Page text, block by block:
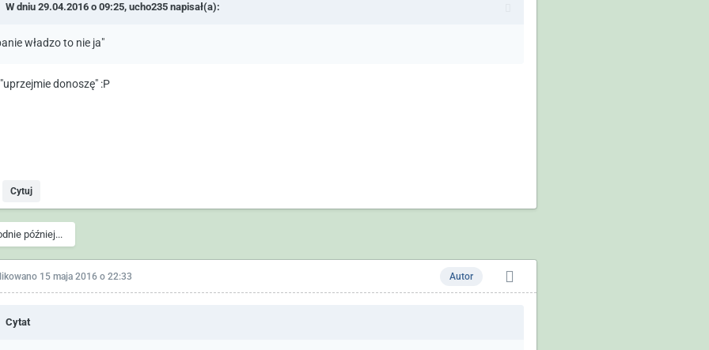
W dniu 29.04.2016 o 09:25, ucho235napisał(a):
władzo to nie ja"
donoszę" :P
Cytuj
później...
Autor
15 maja 2016 o 22:33
Cytat